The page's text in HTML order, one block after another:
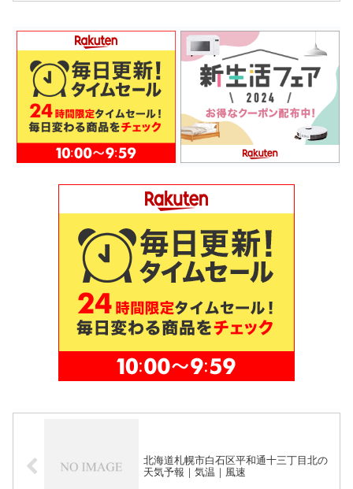
北海道札幌市白石区平和通十三丁目北の
天気予報｜気温｜風速